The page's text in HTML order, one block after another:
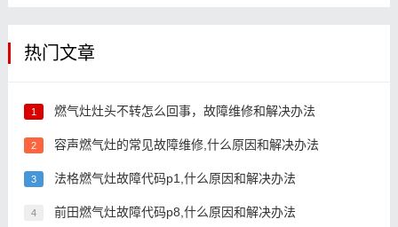
热门文章
1 燃气灶灶头不转怎么回事，故障维修和解决办法
2 容声燃气灶的常见故障维修,什么原因和解决办法
3 法格燃气灶故障代码p1,什么原因和解决办法
4 前田燃气灶故障代码p8,什么原因和解决办法